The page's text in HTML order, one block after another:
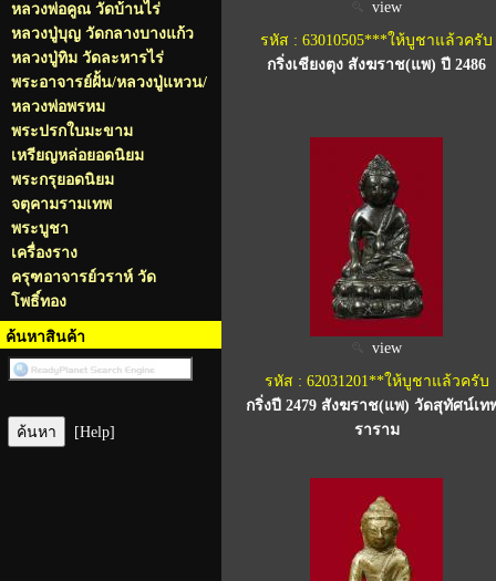
หลวงพ่อคูณ วัดบ้านไร่
หลวงปู่บุญ วัดกลางบางแก้ว
หลวงปู่ทิม วัดละหารไร่
พระอาจารย์ฝั้น/หลวงปู่แหวน/
หลวงพ่อพรหม
พระปรกใบมะขาม
เหรียญหล่อยอดนิยม
พระกรุยอดนิยม
จตุคามรามเทพ
พระบูชา
เครื่องราง
ครุฑอาจารย์วราห์ วัด
โพธิ์ทอง
ค้นหาสินค้า
[Help]
view
รหัส : 63010505***ให้บูชาแล้วครับ
กริ่งเชียงตุง สังฆราช(แพ) ปี 2486
view
รหัส : 62031201**ให้บูชาแล้วครับ
กริ่งปี 2479 สังฆราช(แพ) วัดสุทัศน์เท
ราราม